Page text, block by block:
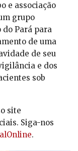
e associação
grupo
Pará para
de uma
de seu
e dos
sob
site
Siga-nos
.